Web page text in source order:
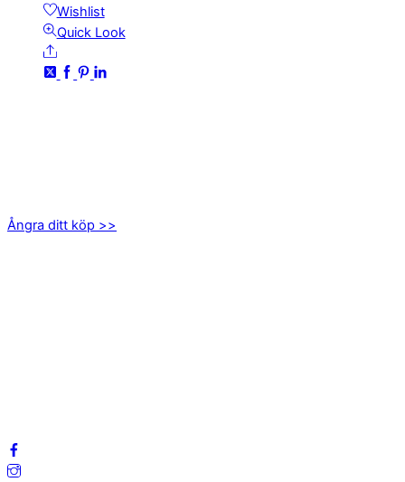
Wishlist
Quick Look
Share
Ångra ditt köp >>